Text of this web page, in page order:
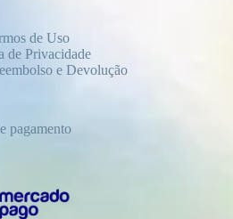
de Uso
de Privacidade
e Devolução
pagamento